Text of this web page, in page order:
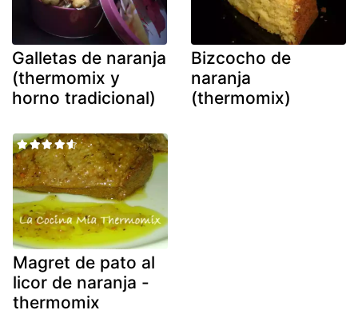
Galletas de naranja
(thermomix y
horno tradicional)
Bizcocho de
naranja
(thermomix)
Magret de pato al
licor de naranja -
thermomix